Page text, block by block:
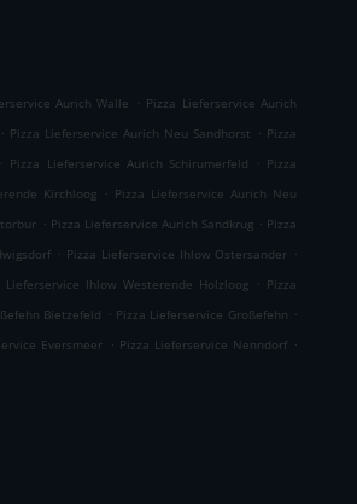
Aurich Walle . Pizza Lieferservice Aurich
. Pizza Lieferservice Aurich Neu Sandhorst . Pizza
. Pizza Lieferservice Aurich Schirumerfeld . Pizza
Kirchloog . Pizza Lieferservice Aurich Neu
. Pizza Lieferservice Aurich Sandkrug . Pizza
. Pizza Lieferservice Ihlow Ostersander .
Lieferservice Ihlow Westerende Holzloog . Pizza
Bietzefeld . Pizza Lieferservice Großefehn .
Eversmeer . Pizza Lieferservice Nenndorf .